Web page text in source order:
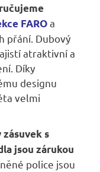
FAROa
přání. Dubový
atraktivní a
Díky
designu
velmi
s
jsou zárukou
police jsou